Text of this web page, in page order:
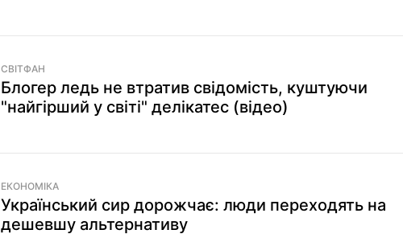
СВІТФАН
Блогер ледь не втратив свідомість, куштуючи
"найгірший у світі" делікатес (відео)
ЕКОНОМІКА
Український сир дорожчає: люди переходять на
дешевшу альтернативу